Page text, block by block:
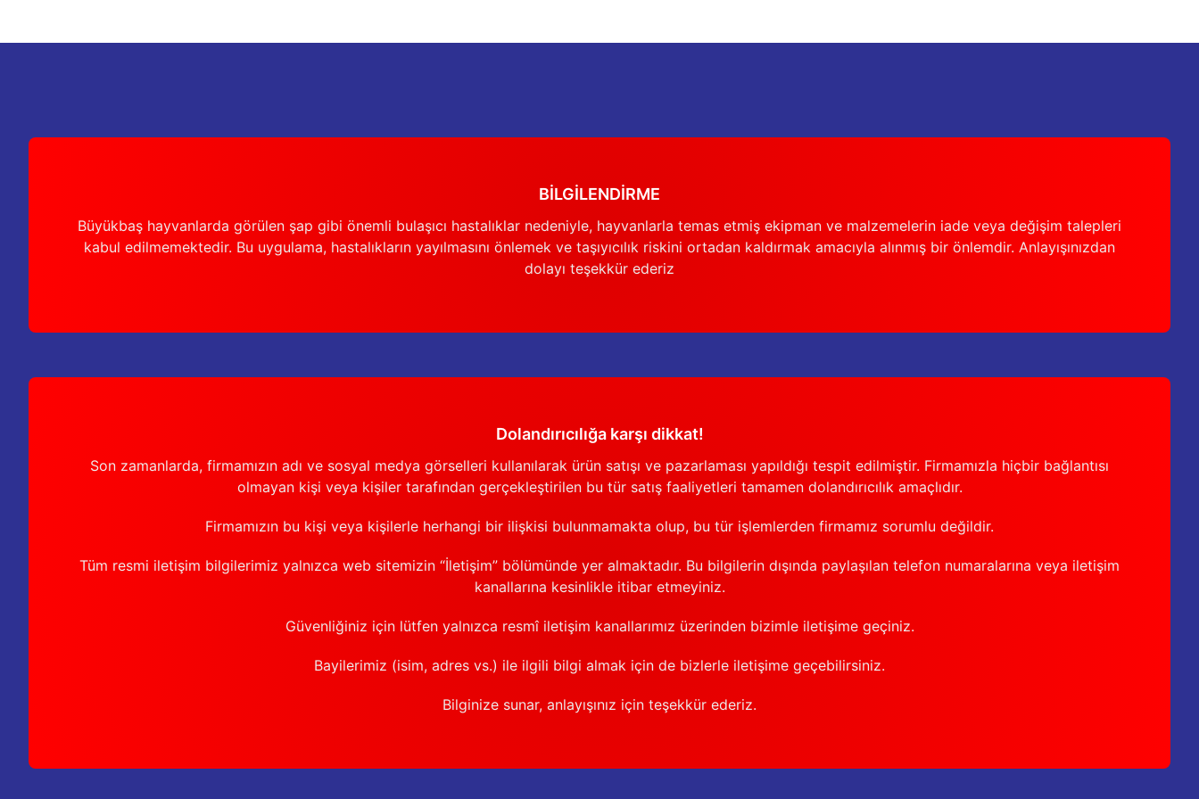
BİLGİLENDİRME
Büyükbaş hayvanlarda görülen şap gibi önemli bulaşıcı hastalıklar nedeniyle, hayvanlarla temas etmiş ekipman ve malzemelerin iade veya değişim talepleri
kabul edilmemektedir. Bu uygulama, hastalıkların yayılmasını önlemek ve taşıyıcılık riskini ortadan kaldırmak amacıyla alınmış bir önlemdir. Anlayışınızdan
dolayı teşekkür ederiz
Dolandırıcılığa karşı dikkat!
Son zamanlarda, firmamızın adı ve sosyal medya görselleri kullanılarak ürün satışı ve pazarlaması yapıldığı tespit edilmiştir. Firmamızla hiçbir bağlantısı
olmayan kişi veya kişiler tarafından gerçekleştirilen bu tür satış faaliyetleri tamamen dolandırıcılık amaçlıdır.
Firmamızın bu kişi veya kişilerle herhangi bir ilişkisi bulunmamakta olup, bu tür işlemlerden firmamız sorumlu değildir.
Tüm resmi iletişim bilgilerimiz yalnızca web sitemizin “İletişim” bölümünde yer almaktadır. Bu bilgilerin dışında paylaşılan telefon numaralarına veya iletişim
kanallarına kesinlikle itibar etmeyiniz.
Güvenliğiniz için lütfen yalnızca resmî iletişim kanallarımız üzerinden bizimle iletişime geçiniz.
Bayilerimiz (isim, adres vs.) ile ilgili bilgi almak için de bizlerle iletişime geçebilirsiniz.
Bilginize sunar, anlayışınız için teşekkür ederiz.